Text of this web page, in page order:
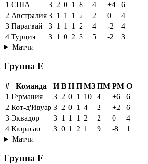
1 США 3 2 0 1 8 4 +4
6
2 Австралия 3 1 1 1 2 2 0
4
3 Парагвай 3 1 1 1 2 4 -2
4
4 Турция 3 1 0 2 3 5 -2
3
Матчи
Группа E
# Команда И В Н П МЗ ПМ РМ О
1 Германия 3 2 0 1 10 4 +6
6
2 Кот-д'Ивуар 3 2 0 1 4 2 +2
6
3 Эквадор 3 1 1 1 2 2 0
4
4 Кюрасао 3 0 1 2 1 9 -8
1
Матчи
Группа F